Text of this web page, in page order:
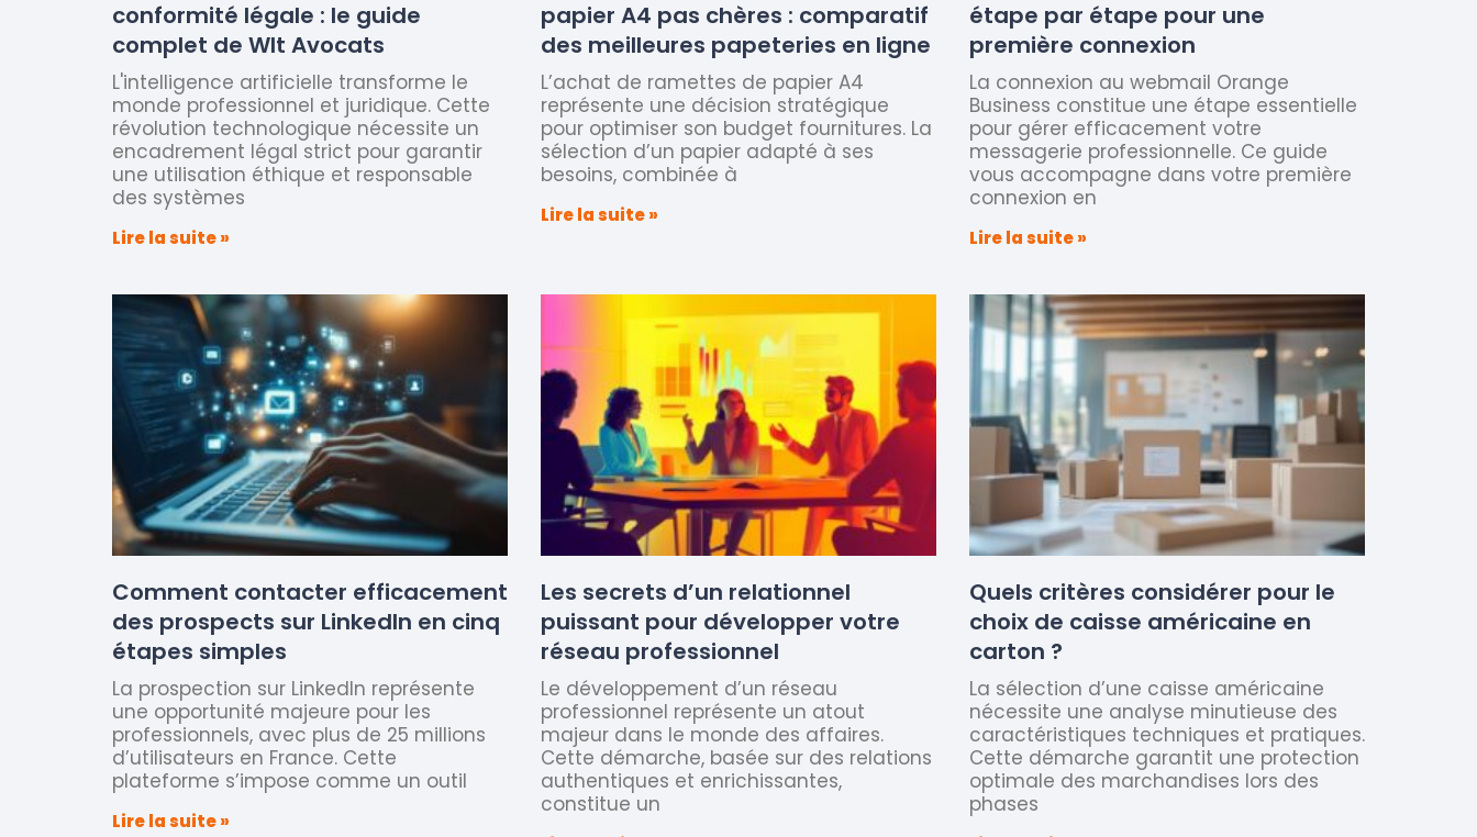
conformité légale : le guide
complet de Wlt Avocats
L'intelligence artificielle transforme le
monde professionnel et juridique. Cette
révolution technologique nécessite un
encadrement légal strict pour garantir
une utilisation éthique et responsable
des systèmes
Lire la suite »
papier A4 pas chères : comparatif
des meilleures papeteries en ligne
L’achat de ramettes de papier A4
représente une décision stratégique
pour optimiser son budget fournitures. La
sélection d’un papier adapté à ses
besoins, combinée à
Lire la suite »
étape par étape pour une
première connexion
La connexion au webmail Orange
Business constitue une étape essentielle
pour gérer efficacement votre
messagerie professionnelle. Ce guide
vous accompagne dans votre première
connexion en
Lire la suite »
Comment contacter efficacement
des prospects sur LinkedIn en cinq
étapes simples
La prospection sur LinkedIn représente
une opportunité majeure pour les
professionnels, avec plus de 25 millions
d’utilisateurs en France. Cette
plateforme s’impose comme un outil
Lire la suite »
Les secrets d’un relationnel
puissant pour développer votre
réseau professionnel
Le développement d’un réseau
professionnel représente un atout
majeur dans le monde des affaires.
Cette démarche, basée sur des relations
authentiques et enrichissantes,
constitue un
Quels critères considérer pour le
choix de caisse américaine en
carton ?
La sélection d’une caisse américaine
nécessite une analyse minutieuse des
caractéristiques techniques et pratiques.
Cette démarche garantit une protection
optimale des marchandises lors des
phases